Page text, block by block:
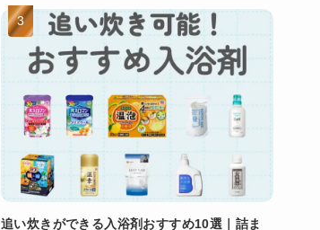
追い炊きができる入浴剤おすすめ10選｜詰ま